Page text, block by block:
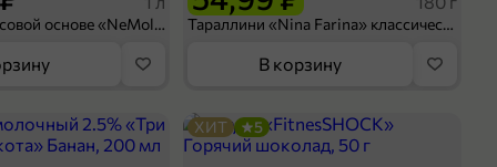
Напиток на рисовой основе «NeMoloko» «Миндальный», 1 л Тараллини «Nina Farina» классические, 180 г
В корзину
ХИТ 5